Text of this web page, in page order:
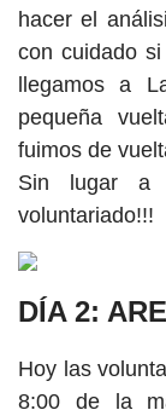
hacer el
con cuidado
llegamos a
pequeña
fuimos de
Sin lugar a
voluntariado!!!
DÍA 2:
Hoy las
8:00 de la